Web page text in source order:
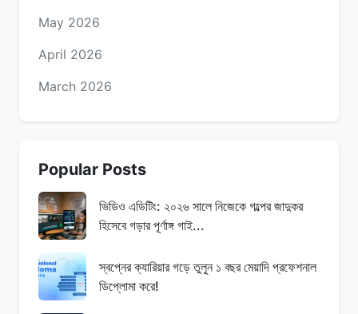
May 2026
April 2026
March 2026
Popular Posts
ভিডিও এডিটিং: ২০২৬ সালে নিজেকে গল্পের জাদুকর
হিসেবে গড়ার পূর্ণাঙ্গ গাই...
স্বপ্নের ক্যারিয়ার গড়ে তুলুন ১ বছর মেয়াদি প্রফেশনাল
ডিপ্লোমা করে!